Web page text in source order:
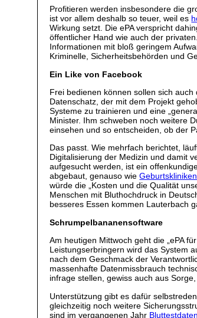
Profitieren werden insbesondere die
ist vor allem deshalb so teuer, weil es
Wirkung setzt. Die ePA verspricht
öffentlicher Hand wie auch der
Informationen mit bloß geringem
Kriminelle, Sicherheitsbehörden und
Ein Like von Facebook
Frei bedienen können sollen sich
Datenschatz, der mit dem Projekt
Systeme zu trainieren und eine
Minister. Ihm schweben noch weitere
einsehen und so entscheiden, ob der
Das passt. Wie mehrfach berichtet,
Digitalisierung der Medizin und damit
aufgesucht werden, ist ein
abgebaut, genauso wieGeburtskliniken
würde die „Kosten und die Qualität
Menschen mit Bluthochdruck in
besseres Essen kommen Lauterbach
Schrumpelbananensoftware
Am heutigen Mittwoch geht die „ePA
Leistungserbringern wird das System
nach dem Geschmack der
massenhafte Datenmissbrauch
infrage stellen, gewiss auch aus
Unterstützung gibt es dafür
gleichzeitig noch weitere
sind im vergangenen Jahr Bluttestdaten